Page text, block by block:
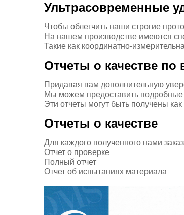
Ультрасовременные
Чтобы облегчить наши строгие
На нашем производстве имеются
Такие как координатно-
Отчеты о качестве по
Придавая вам дополнительную
Мы можем предоставить подробные
Эти отчеты могут быть получены
Отчеты о качестве
Для каждого полученного нами
Отчет о проверке
Полный отчет
Отчет об испытаниях материала